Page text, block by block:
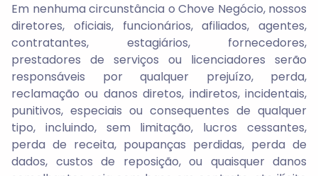
Em nenhuma circunstância o Chove Negócio, nossos
diretores, oficiais, funcionários, afiliados, agentes,
contratantes, estagiários, fornecedores,
prestadores de serviços ou licenciadores serão
responsáveis por qualquer prejuízo, perda,
reclamação ou danos diretos, indiretos, incidentais,
punitivos, especiais ou consequentes de qualquer
tipo, incluindo, sem limitação, lucros cessantes,
perda de receita, poupanças perdidas, perda de
dados, custos de reposição, ou quaisquer danos